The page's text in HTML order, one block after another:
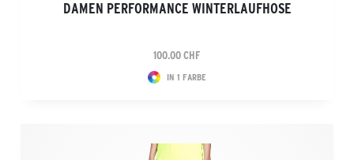
DAMEN PERFORMANCE WINTERLAUFHOSE
100.00 CHF
IN 1 FARBE